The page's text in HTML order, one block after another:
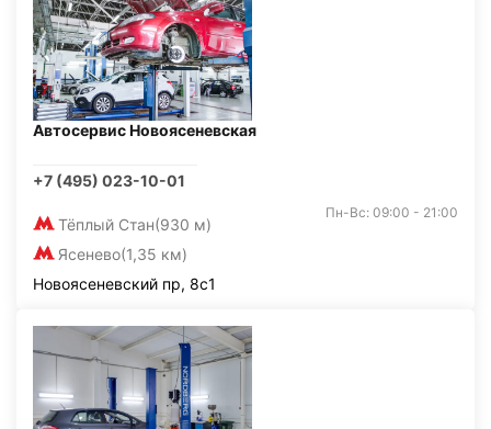
Автосервис Новоясеневская
+7 (495) 023-10-01
Тёплый Стан(930 м)
Ясенево(1,35 км)
Пн-Вс: 09:00 - 21:00
Новоясеневский пр, 8с1